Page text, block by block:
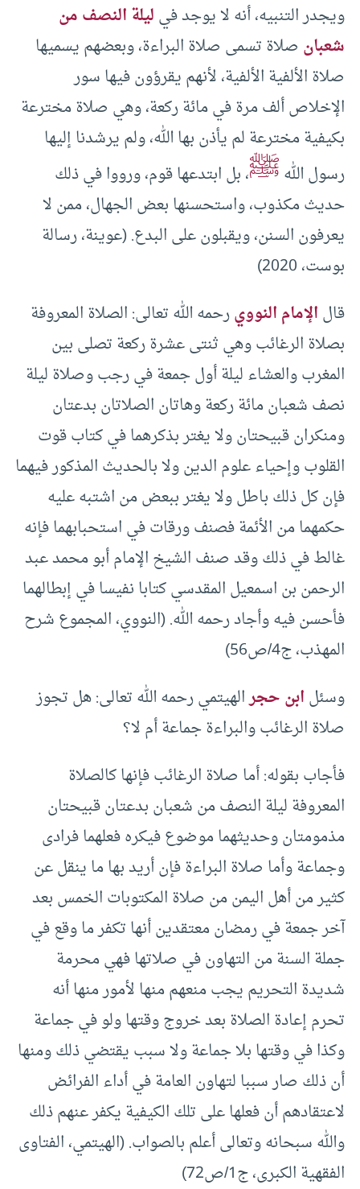
ويجدر التنبيه، أنه لا يوجد فيليلة النصف من
شعبان صلاة تسمى صلاة البراءة، وبعضهم يسميها
صلاة الألفية الألفية، لأنهم يقرؤون فيها سور
الإخلاص ألف مرة في مائة ركعة، وهي صلاة مخترعة
بكيفية مخترعة لم يأذن بها الله، ولم يرشدنا إليها
رسول اللهﷺ، بل ابتدعها قوم، ورووا في ذلك
حديث مكذوب، واستحسنها بعض الجهال، ممن لا
يعرفون السنن، ويقبلون على البدع. (عوينة، رسالة
بوست، 2020)
قالالإمام النوويرحمه الله تعالى: الصلاة المعروفة
بصلاة ‌الرغائب وهي ثنتى عشرة ركعة تصلى بين
المغرب والعشاء ليلة أول جمعة في رجب وصلاة ليلة
نصف شعبان مائة ركعة وهاتان الصلاتان بدعتان
ومنكران قبيحتان ولا يغتر بذكرهما في كتاب قوت
القلوب وإحياء علوم الدين ولا بالحديث المذكور فيهما
فإن كل ذلك باطل ولا يغتر ببعض من اشتبه عليه
حكمهما من الأئمة فصنف ورقات في استحبابهما فإنه
غالط في ذلك وقد صنف الشيخ الإمام أبو محمد عبد
الرحمن بن اسمعيل المقدسي كتابا نفيسا في إبطالهما
فأحسن فيه وأجاد رحمه الله. (النووي، المجموع شرح
المهذب، ج4/ص56)
وسئلابن حجرالهيتمي رحمه الله تعالى: هل تجوز
صلاة الرغائب والبراءة جماعة أم لا؟
فأجاب بقوله: أما صلاة ‌الرغائب ‌فإنها ‌كالصلاة
المعروفة ليلة النصف من شعبان بدعتان قبيحتان
مذمومتان وحديثهما موضوع فيكره فعلهما فرادى
وجماعة وأما صلاة البراءة فإن أريد بها ما ينقل عن
كثير من أهل اليمن من صلاة المكتوبات الخمس بعد
آخر جمعة في رمضان معتقدين أنها تكفر ما وقع في
جملة السنة من التهاون في صلاتها فهي محرمة
شديدة التحريم يجب منعهم منها لأمور منها أنه
تحرم إعادة الصلاة بعد خروج وقتها ولو في جماعة
وكذا في وقتها بلا جماعة ولا سبب يقتضي ذلك ومنها
أن ذلك صار سببا لتهاون العامة في أداء الفرائض
لاعتقادهم أن فعلها على تلك الكيفية يكفر عنهم ذلك
والله سبحانه وتعالى أعلم بالصواب. (الهيتمي، الفتاوى
الفقهية الكبرى، ج1/ص72)